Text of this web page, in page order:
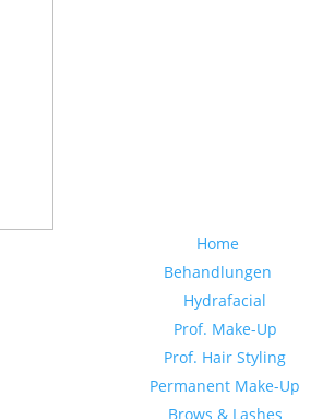
Home
Behandlungen
Hydrafacial
Prof. Make-Up
Prof. Hair Styling
Permanent Make-Up
Brows & Lashes